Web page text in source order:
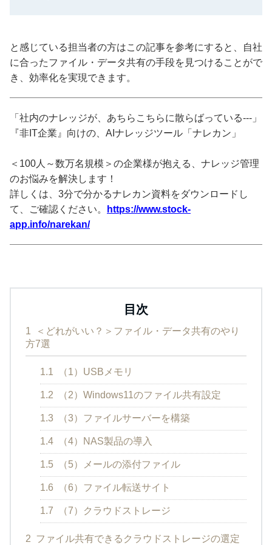
と感じている担当者の方はこの記事を参考にすると、自社
に合ったファイル・データ共有の手段を見つけることがで
き、効率化を実現できます。
「社内のナレッジが、あちらこちらに散らばっている---」
『非IT企業』向けの、AIナレッジツール「ナレカン」
＜100人～数万名規模＞の企業様が抱える、ナレッジ管理
のお悩みを解決します！
詳しくは、3分で分かるナレカン資料をダウンロードし
て、ご確認ください。
https://www.stock-
app.info/narekan/
目次
1
＜どれがいい？＞ファイル・データ共有のやり
方7選
1.1 （1）USBメモリ
1.2 （2）Windows11のファイル共有設定
1.3 （3）ファイルサーバーを構築
1.4 （4）NAS製品の導入
1.5 （5）メールの添付ファイル
1.6 （6）ファイル転送サイト
1.7 （7）クラウドストレージ
2 ファイル共有できるクラウドストレージの選定